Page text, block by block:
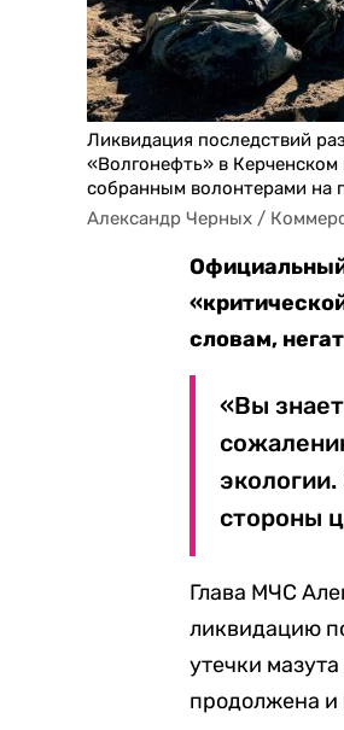
Ликвидация последствий
«Волгонефть» в
собранным волонтерами на
Александр Черных /
словам,
«Вы
стороны
Глава МЧС
ликвидацию
утечки
продолжена